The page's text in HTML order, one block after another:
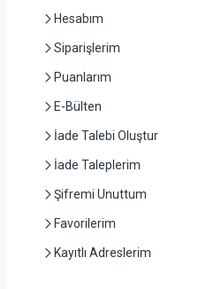
Hesabım
Siparişlerim
Puanlarım
E-Bülten
İade Talebi Oluştur
İade Taleplerim
Şifremi Unuttum
Favorilerim
Kayıtlı Adreslerim